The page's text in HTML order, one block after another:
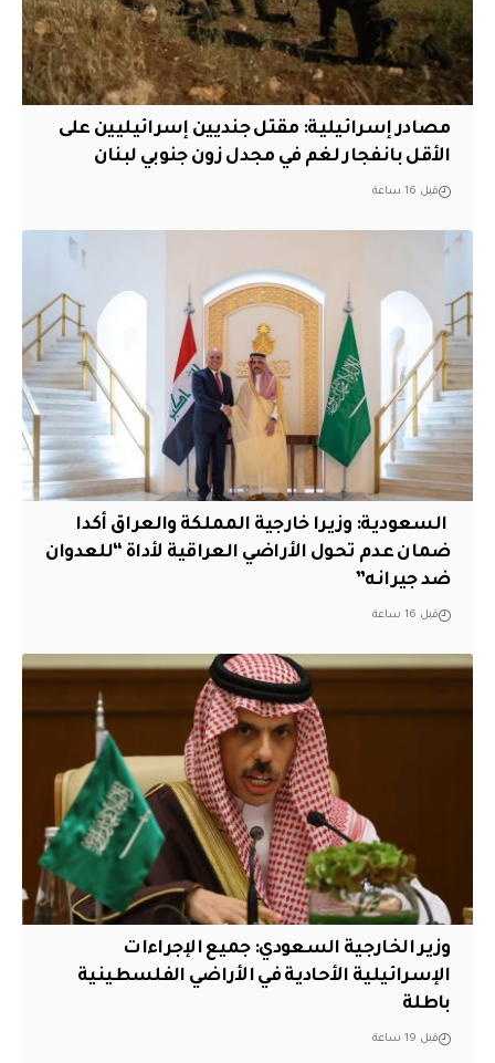
مصادر إسرائيلية: مقتل جنديين إسرائيليين على
الأقل بانفجار لغم في مجدل زون جنوبي لبنان
قبل 16 ساعة
‏ السعودية: وزيرا خارجية المملكة والعراق أكدا
ضمان عدم تحول الأراضي العراقية لأداة “للعدوان
ضد جيرانه”
قبل 16 ساعة
وزير الخارجية السعودي: جميع الإجراءات
الإسرائيلية الأحادية في الأراضي الفلسطينية
باطلة
قبل 19 ساعة